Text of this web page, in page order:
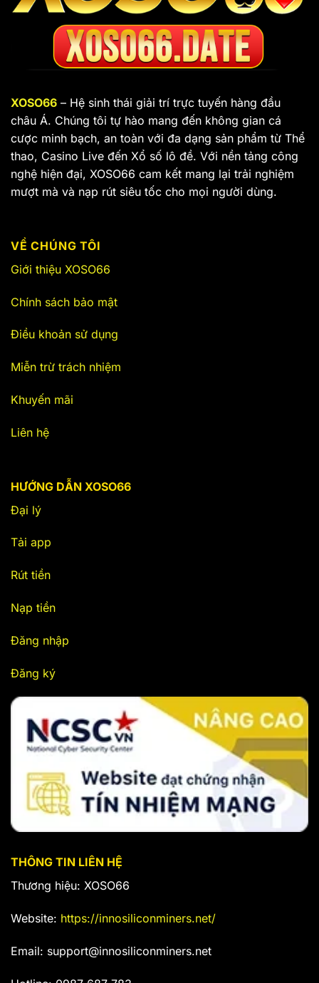
XOSO66 – Hệ sinh thái giải trí trực tuyến hàng đầu
châu Á. Chúng tôi tự hào mang đến không gian cá
cược minh bạch, an toàn với đa dạng sản phẩm từ Thể
thao, Casino Live đến Xổ số lô đề. Với nền tảng công
nghệ hiện đại, XOSO66 cam kết mang lại trải nghiệm
mượt mà và nạp rút siêu tốc cho mọi người dùng.
VỀ CHÚNG TÔI
Giới thiệu XOSO66
Chính sách bảo mật
Điều khoản sử dụng
Miễn trừ trách nhiệm
Khuyến mãi
Liên hệ
HƯỚNG DẪN XOSO66
Đại lý
Tải app
Rút tiền
Nạp tiền
Đăng nhập
Đăng ký
THÔNG TIN LIÊN HỆ
Thương hiệu: XOSO66
Website: https://innosiliconminers.net/
Email: support@innosiliconminers.net